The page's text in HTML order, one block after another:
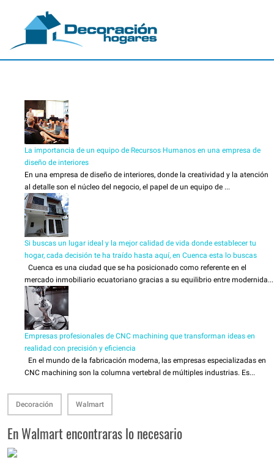
La importancia de un equipo de Recursos Humanos en una empresa de
diseño de interiores
En una empresa de diseño de interiores, donde la creatividad y la atención
al detalle son el núcleo del negocio, el papel de un equipo de ...
Si buscas un lugar ideal y la mejor calidad de vida donde establecer tu
hogar, cada decisión te ha traído hasta aquí, en Cuenca esta lo buscas
Cuenca es una ciudad que se ha posicionado como referente en el
mercado inmobiliario ecuatoriano gracias a su equilibrio entre modernida...
Empresas profesionales de CNC machining que transforman ideas en
realidad con precisión y eficiencia
En el mundo de la fabricación moderna, las empresas especializadas en
CNC machining son la columna vertebral de múltiples industrias. Es...
Decoración Walmart
En Walmart encontraras lo necesario